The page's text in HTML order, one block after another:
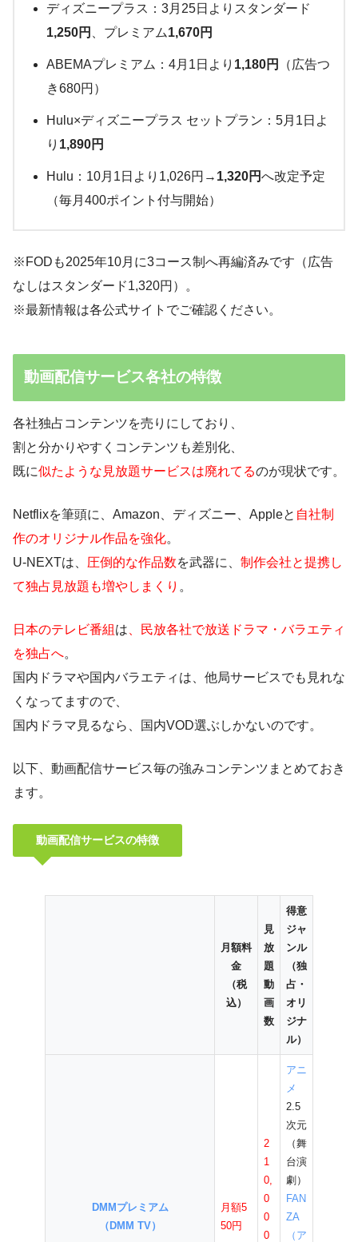
ディズニープラス：3月25日よりスタンダード
1,250円
、プレミアム1,670円
ABEMAプレミアム：4月1日より 1,180円
（広告つ
き680円）
Hulu×ディズニープラス セットプラン：5月1日よ
り 1,890円
Hulu：10月1日より1,026円→ 1,320円へ改定予定
（毎月400ポイント付与開始）
※FODも2025年10月に3コース制へ再編済みです（広告
なしはスタンダード1,320円）。
※最新情報は各公式サイトでご確認ください。
動画配信サービス各社の特徴
各社独占コンテンツを売りにしており、
割と分かりやすくコンテンツも差別化、
既に似たような見放題サービスは廃れてるのが現状です。
Netflixを筆頭に、Amazon、ディズニー、Appleと 自社制
作のオリジナル作品を強化。
U-NEXTは、 圧倒的な作品数を武器に、 制作会社と提携し
て独占見放題も増やしまくり 。
日本のテレビ番組は 、民放各社で放送ドラマ・バラエティ
を独占へ。
国内ドラマや国内バラエティは、他局サービスでも見れな
くなってますので、
国内ドラマ見るなら、国内VOD選ぶしかないのです。
以下、動画配信サービス毎の強みコンテンツまとめておき
ます。
動画配信サービスの特徴
月額料
金
（税
込）
見
放
題
動
画
数
得意
ジャ
ンル
（独
占・
オリ
ジナ
ル）
DMMプレミアム
（DMM TV）
月額5
50円
2
1
0,
0
0
0
アニ
メ
2.5
次元
（舞
台演
劇）
FAN
ZA
（ア